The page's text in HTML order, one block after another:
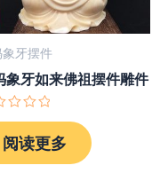
牙摆件
象牙如来佛祖摆件雕件
阅读更多